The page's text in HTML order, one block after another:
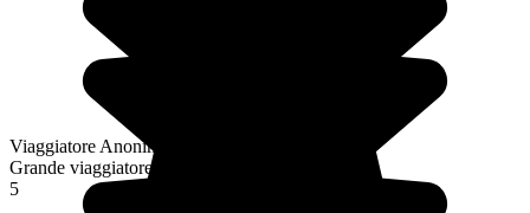
Viaggiatore Anonimo
Grande viaggiatore
5